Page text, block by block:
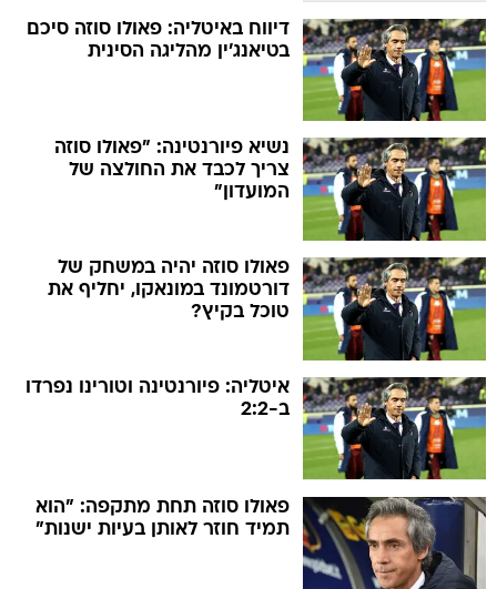
דיווח באיטליה: פאולו סוזה סיכם
בטיאנג'ין מהליגה הסינית
נשיא פיורנטינה: "פאולו סוזה
צריך לכבד את החולצה של
המועדון"
פאולו סוזה יהיה במשחק של
דורטמונד במונאקו, יחליף את
טוכל בקיץ?
איטליה: פיורנטינה וטורינו נפרדו
ב-2:2
פאולו סוזה תחת מתקפה: "הוא
תמיד חוזר לאותן בעיות ישנות"